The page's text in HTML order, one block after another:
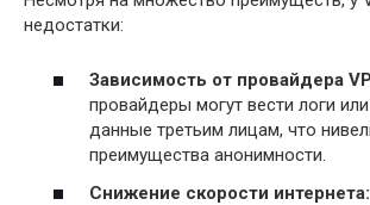
недостатки:
Зависимость от провайдера
провайдеры могут вести логи
данные третьим лицам, что
преимущества анонимности.
Снижение скорости интернета: